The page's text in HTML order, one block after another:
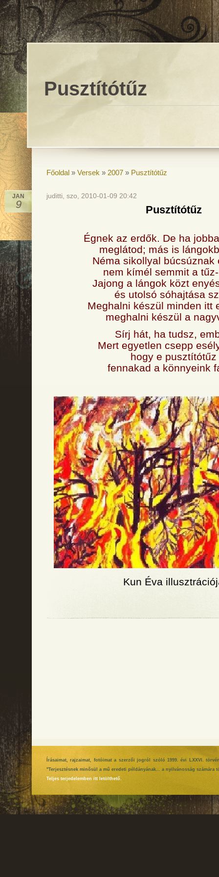
Pusztítótűz
Főoldal » Versek » 2007 » Pusztítótűz
JAN
9
juditti, szo, 2010-01-09 20:42
Pusztítótűz
Égnek az erdők. De ha
meglátod; más is
Néma sikollyal búcsúznak
nem kímél semmit a
Jajong a lángok közt
és utolsó sóhajtása
Meghalni készül minden itt
meghalni készül a
Sírj hát, ha tudsz,
Mert egyetlen csepp
hogy e pusztítótűz
fennakad a könnyeink
Kun Éva
Írásaimat, rajzaimat, fotóimat a szerzői jogról szóló 1999. évi LXXVI.
"Terjesztésnek minősül a mű eredeti példányának... a nyilvánosság
Teljes terjedelemben itt letölthető.